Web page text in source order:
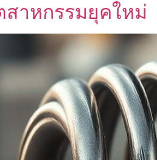
าหกรรมยุคใหม่